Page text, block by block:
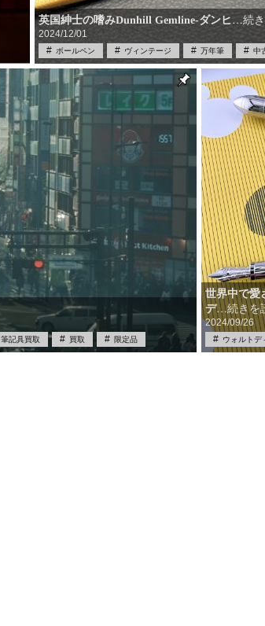
英国紳士の嗜みDunhill Gemline-ダンヒ …続
2024/12/01
ボールペン ヴィンテージ 万年筆 中
筆記具買取 買取 限定品
世界中で愛
デ…続きを
2024/09/26
ウォルトデ